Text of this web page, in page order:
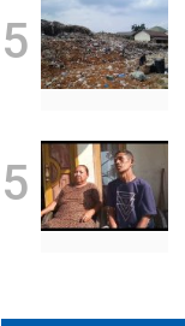
5
5